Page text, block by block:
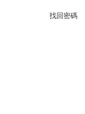
找回密碼